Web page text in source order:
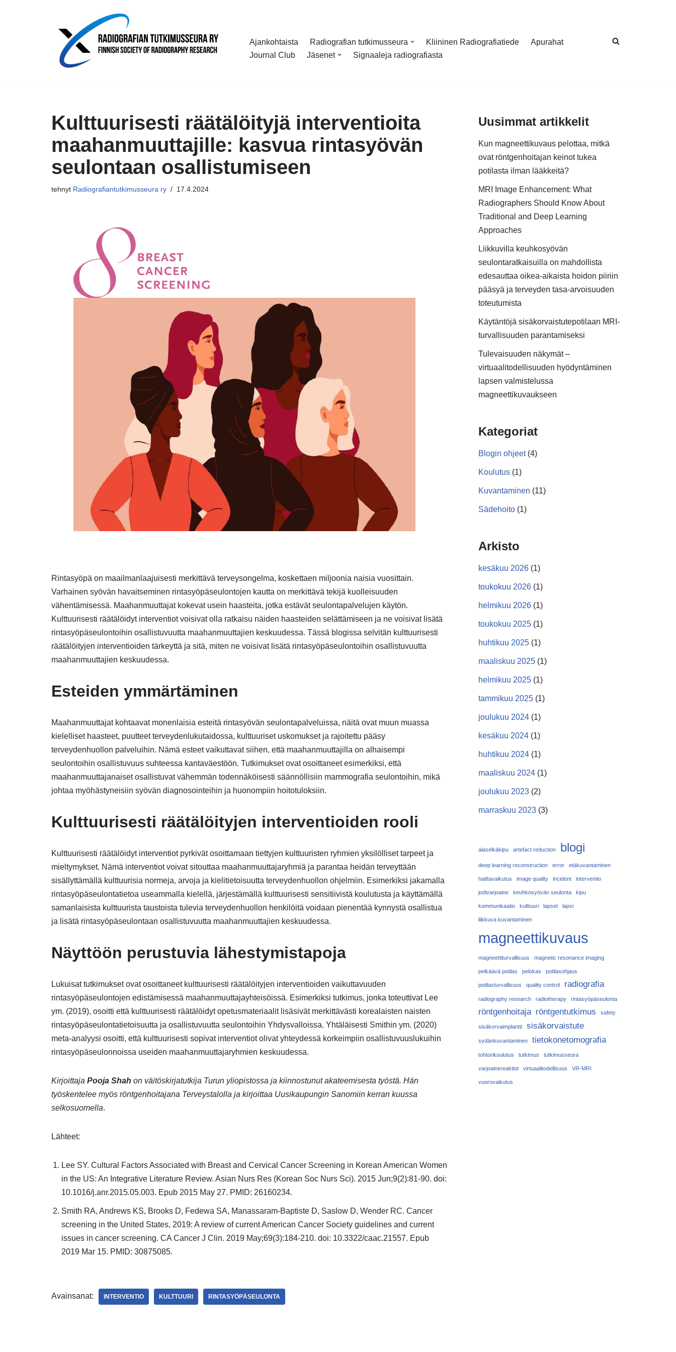
Ajankohtaista Radiografian tutkimusseura Kliininen Radiografiatiede
Apurahat
Journal Club
Jäsenet Signaaleja radiografiasta
Kulttuurisesti räätälöityjä interventioita
maahanmuuttajille: kasvua rintasyövän
seulontaan osallistumiseen
tehnyt Radiografiantutkimusseura ry 17.4.2024
Rintasyöpä on maailmanlaajuisesti merkittävä terveysongelma, koskettaen miljoonia naisia vuosittain.
Varhainen syövän havaitseminen rintasyöpäseulontojen kautta on merkittävä tekijä kuolleisuuden
vähentämisessä. Maahanmuuttajat kokevat usein haasteita, jotka estävät seulontapalvelujen käytön.
Kulttuurisesti räätälöidyt interventiot voisivat olla ratkaisu näiden haasteiden selättämiseen ja ne voisivat lisätä
rintasyöpäseulontoihin osallistuvuutta maahanmuuttajien keskuudessa. Tässä blogissa selvitän kulttuurisesti
räätälöityjen interventioiden tärkeyttä ja sitä, miten ne voisivat lisätä rintasyöpäseulontoihin osallistuvuutta
maahanmuuttajien keskuudessa.
Esteiden ymmärtäminen
Maahanmuuttajat kohtaavat monenlaisia esteitä rintasyövän seulontapalveluissa, näitä ovat muun muassa
kielelliset haasteet, puutteet terveydenlukutaidossa, kulttuuriset uskomukset ja rajoitettu pääsy
terveydenhuollon palveluihin. Nämä esteet vaikuttavat siihen, että maahanmuuttajilla on alhaisempi
seulontoihin osallistuvuus suhteessa kantaväestöön. Tutkimukset ovat osoittaneet esimerkiksi, että
maahanmuuttajanaiset osallistuvat vähemmän todennäköisesti säännöllisiin mammografia seulontoihin, mikä
johtaa myöhästyneisiin syövän diagnosointeihin ja huonompiin hoitotuloksiin.
Kulttuurisesti räätälöityjen interventioiden rooli
Kulttuurisesti räätälöidyt interventiot pyrkivät osoittamaan tiettyjen kulttuuristen ryhmien yksilölliset tarpeet ja
mieltymykset. Nämä interventiot voivat sitouttaa maahanmuuttajaryhmiä ja parantaa heidän terveyttään
sisällyttämällä kulttuurisia normeja, arvoja ja kielitietoisuutta terveydenhuollon ohjelmiin. Esimerkiksi jakamalla
rintasyöpäseulontatietoa useammalla kielellä, järjestämällä kulttuurisesti sensitiivistä koulutusta ja käyttämällä
samanlaisista kulttuurista taustoista tulevia terveydenhuollon henkilöitä voidaan pienentää kynnystä osallistua
ja lisätä rintasyöpäseulontaan osallistuvuutta maahanmuuttajien keskuudessa.
Näyttöön perustuvia lähestymistapoja
Lukuisat tutkimukset ovat osoittaneet kulttuurisesti räätälöityjen interventioiden vaikuttavuuden
rintasyöpäseulontojen edistämisessä maahanmuuttajayhteisöissä. Esimerkiksi tutkimus, jonka toteuttivat Lee
ym. (2019), osoitti että kulttuurisesti räätälöidyt opetusmateriaalit lisäsivät merkittävästi korealaisten naisten
rintasyöpäseulontatietoisuutta ja osallistuvuutta seulontoihin Yhdysvalloissa. Yhtäläisesti Smithin ym. (2020)
meta-analyysi osoitti, että kulttuurisesti sopivat interventiot olivat yhteydessä korkeimpiin osallistuvuuslukuihin
rintasyöpäseulonnoissa useiden maahanmuuttajaryhmien keskuudessa.
Kirjoittaja Pooja Shah on väitöskirjatutkija Turun yliopistossa ja kiinnostunut akateemisesta työstä. Hän
työskentelee myös röntgenhoitajana Terveystalolla ja kirjoittaa Uusikaupungin Sanomiin kerran kuussa
selkosuomella.
Lähteet:
Lee SY. Cultural Factors Associated with Breast and Cervical Cancer Screening in Korean American Women
in the US: An Integrative Literature Review. Asian Nurs Res (Korean Soc Nurs Sci). 2015 Jun;9(2):81-90. doi:
10.1016/j.anr.2015.05.003. Epub 2015 May 27. PMID: 26160234.
Smith RA, Andrews KS, Brooks D, Fedewa SA, Manassaram-Baptiste D, Saslow D, Wender RC. Cancer
screening in the United States, 2019: A review of current American Cancer Society guidelines and current
issues in cancer screening. CA Cancer J Clin. 2019 May;69(3):184-210. doi: 10.3322/caac.21557. Epub
2019 Mar 15. PMID: 30875085.
Avainsanat: INTERVENTIO KULTTUURI RINTASYÖPÄSEULONTA
Uusimmat artikkelit
Kun magneettikuvaus pelottaa, mitkä
ovat röntgenhoitajan keinot tukea
potilasta ilman lääkkeitä?
MRI Image Enhancement: What
Radiographers Should Know About
Traditional and Deep Learning
Approaches
Liikkuvilla keuhkosyövän
seulontaratkaisuilla on mahdollista
edesauttaa oikea-aikaista hoidon piiriin
pääsyä ja terveyden tasa-arvoisuuden
toteutumista
Käytäntöjä sisäkorvaistutepotilaan MRI-
turvallisuuden parantamiseksi
Tulevaisuuden näkymät –
virtuaalitodellisuuden hyödyntäminen
lapsen valmistelussa
magneettikuvaukseen
Kategoriat
Blogin ohjeet(4)
Koulutus (1)
Kuvantaminen (11)
Sädehoito (1)
Arkisto
kesäkuu 2026 (1)
toukokuu 2026 (1)
helmikuu 2026 (1)
toukokuu 2025 (1)
huhtikuu 2025 (1)
maaliskuu 2025 (1)
helmikuu 2025 (1)
tammikuu 2025 (1)
joulukuu 2024 (1)
kesäkuu 2024 (1)
huhtikuu 2024 (1)
maaliskuu 2024 (1)
joulukuu 2023 (2)
marraskuu 2023 (3)
alaselkäkipu artefact reduction blogi
deep learning reconstruction error etäkuvantaminen
haittavaikutus image quality incident interventio
jodivarjoaine keuhkosyövän seulonta kipu
kommunikaatio kulttuuri lapset lapsi
liikkuva kuvantaminen
magneettikuvaus
magneettiturvallisuus magnetic resonance imaging
pelkäävä potilas pelokas potilasohjaus
potilasturvallisuus quality control radiografia
radiography research radiotherapy rintasyöpäseulonta
röntgenhoitaja röntgentutkimus safety
sisäkorvaimplantti sisäkorvaistute
sydänkuvantaminen tietokonetomografia
tohtorikoulutus tutkimus tutkimusseura
varjoainereaktiot virtuaalitodellisuus VR-MRI
vuorovaikutus